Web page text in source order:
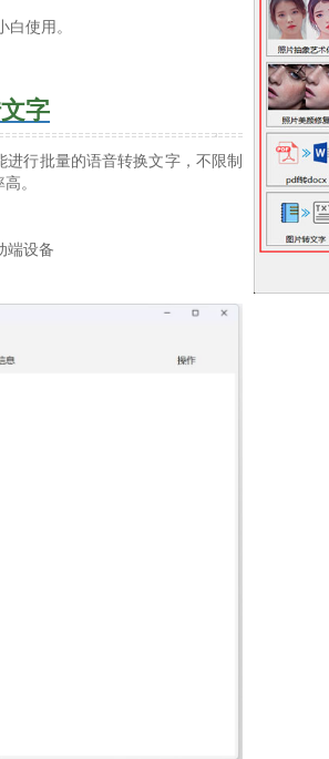
使用。
字
行批量的语音转换文字，不限制
。
端设备